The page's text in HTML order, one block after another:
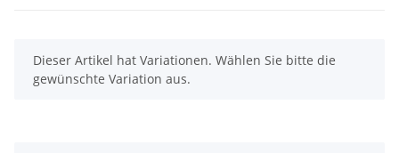
x
Dieser Artikel hat Variationen. Wählen Sie bitte die
gewünschte Variation aus.